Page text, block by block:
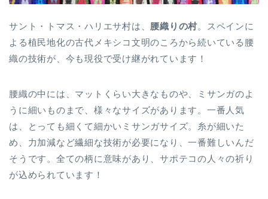
サント・トマス・ハリエサ村は、 腰織りの村。スペインに
よる植民地化の古代メキシコ文明のころから続いている腰
織の技術が、今も現役で受け継がれています！
腰織の中には、マットくらい大きなものや、ミサンガのよ
うに細いものまで、様々なサイズがあります。一番人気
は、とっても細くて細かいミサンガサイズ。糸が細いた
め、力加減など繊細な技術が必要になり、一番難しいんだ
そうです。全ての柄に意味があり、サポテコの人々の祈り
が込められています！